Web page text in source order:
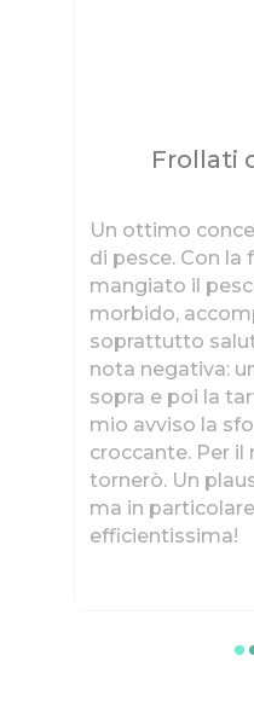
Frollati
Un ottimo
di pesce. Con la
mangiato il
morbido,
soprattutto
nota negativa:
sopra e poi la
mio avviso la
croccante. Per
tornerò. Un
ma in
efficientissima!